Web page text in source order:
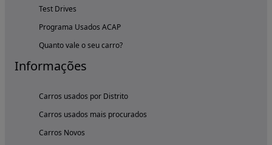
Test Drives
Programa Usados ACAP
Quanto vale o seu carro?
Informações
Carros usados por Distrito
Carros usados mais procurados
Carros Novos